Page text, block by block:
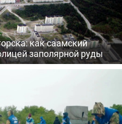
как саамский
заполярной руды